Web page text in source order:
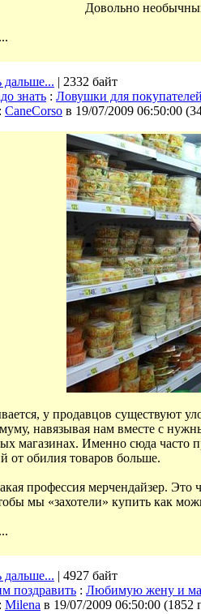
Довольно
дальше... | 2332 байт
знать : Ловушки для
CaneCorso в 19/07/2009 06:50:00 (
у продавцов существуют
навязывая нам вместе с
магазинах. Именно сюда часто
от обилия товаров больше.
профессия мерчендайзер. Это
мы «захотели» купить как
дальше... | 4927 байт
поздравить : Любимую жену и
Milena в 19/07/2009 06:50:00 (1852